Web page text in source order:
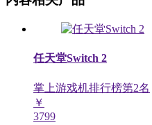
任天堂Switch 2
掌上游戏机排行榜第2名
￥
3799